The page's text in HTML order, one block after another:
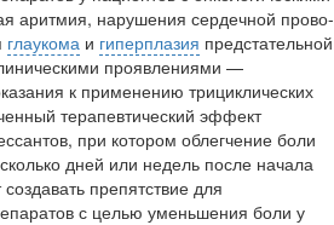
аритмия, нарушения сердечной прово­
глаукома и гиперплазия предстательной
проявле­ниями —
к применению трициклических
терапевтический эффект
при котором облег­чение боли
дней или недель после начала
препятствие для
с целью уменьшения боли у